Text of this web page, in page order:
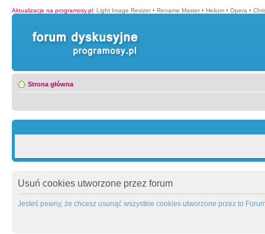
Aktualizacje na programosy.pl: Light Image Resizer • Rename Master • Helium • Opera •
Strona główna
Usuń cookies utworzone przez forum
Jesteś pewny, że chcesz usunąć wszystkie cookies utworzone przez to